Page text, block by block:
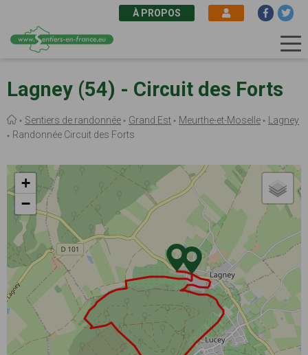
au
contenu
À PROPOS
Lagney (54) - Circuit des Forts
Fil
d'Ariane
Sentiers de randonnée Grand Est Meurthe-et-Moselle
Lagney
Randonnée Circuit des Forts
+
−